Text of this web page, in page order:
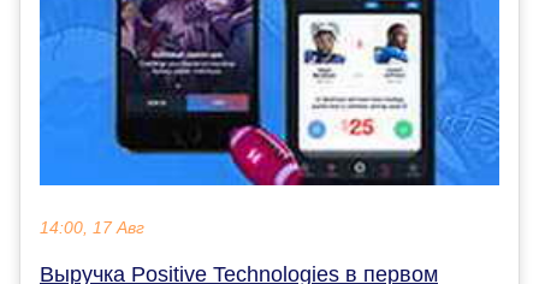
14:00, 17 Авг
Выручка Positive Technologies в первом